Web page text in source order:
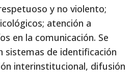
y no violento;
atención a
en la comunicación. Se
sistemas de identificación
interinstitucional, difusión